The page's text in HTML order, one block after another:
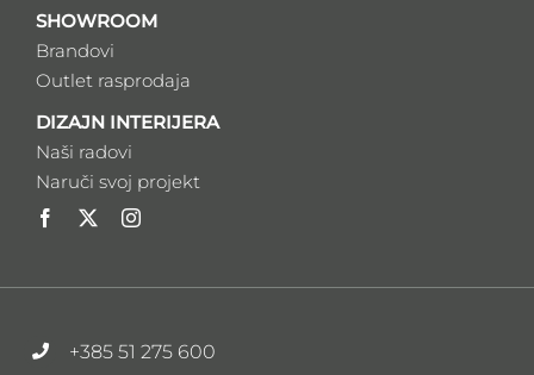
SHOWROOM
Brandovi
Outlet rasprodaja
DIZAJN INTERIJERA
Naši radovi
Naruči svoj projekt
+385 51 275 600